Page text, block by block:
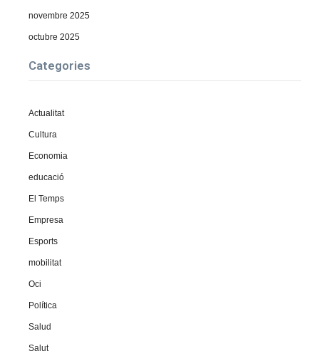
novembre 2025
octubre 2025
Categories
Actualitat
Cultura
Economia
educació
El Temps
Empresa
Esports
mobilitat
Oci
Política
Salud
Salut